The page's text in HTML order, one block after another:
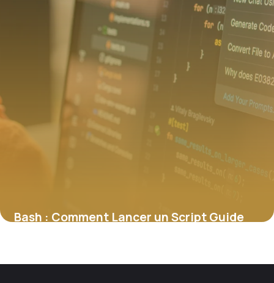
Bash : Comment Lancer un Script Guide